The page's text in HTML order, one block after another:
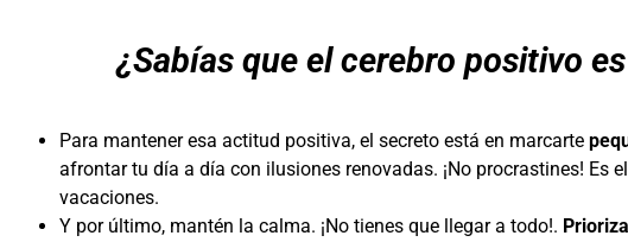
¿Sabías que el cerebro positivo
Para mantener esa actitud positiva, el secreto está en marcarte
afrontar tu día a día con ilusiones renovadas. ¡No procrastines!
vacaciones.
Y por último, mantén la calma. ¡No tienes que llegar a todo!.